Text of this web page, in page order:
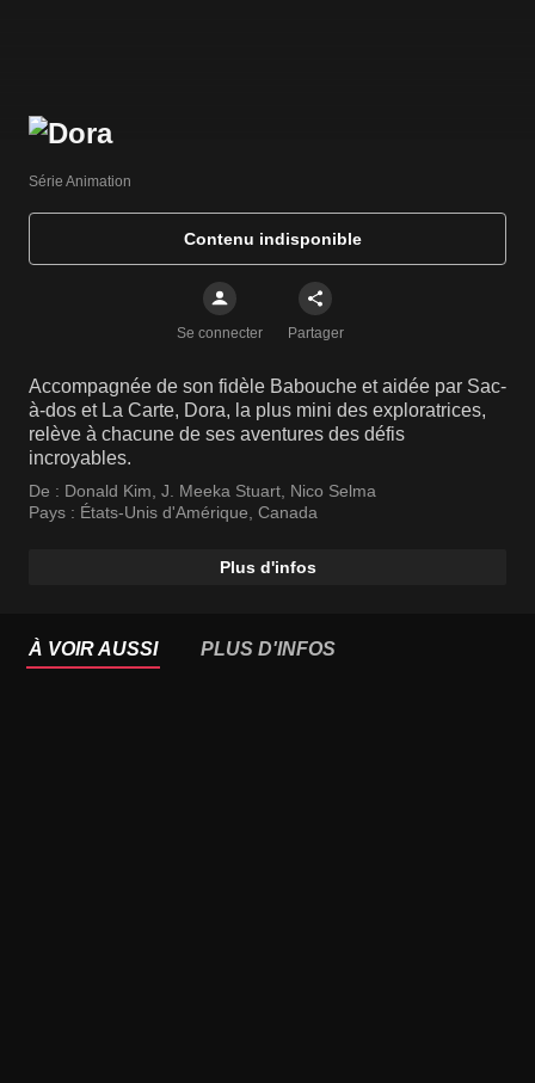
Série Animation
Contenu indisponible
Se connecter Partager
Accompagnée de son fidèle Babouche et aidée par Sac-
à-dos et La Carte, Dora, la plus mini des exploratrices,
relève à chacune de ses aventures des défis
incroyables.
De : Donald Kim, J. Meeka Stuart, Nico Selma
Pays : États-Unis d'Amérique, Canada
Plus d'infos
À VOIR AUSSI PLUS D'INFOS